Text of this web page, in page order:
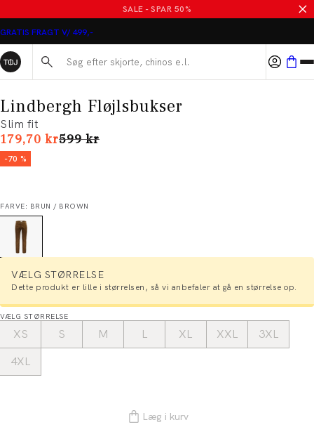
SALE - SPAR 50%
GRATIS FRAGT V/ 499,-
Søg her...
Lindbergh Fløjlsbukser
Slim fit
179,70 krI alt (uden rabat)
599 kr
-70 %
FARVE: BRUN / BROWN
VÆLG STØRRELSE
Dette produkt er lille i størrelsen, så vi anbefaler at gå en størrelse op.
VÆLG STØRRELSE
XS S M L XL XXL
3XL
4XL
Læg i kurv